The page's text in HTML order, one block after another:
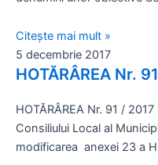
Citește mai mult »
5 decembrie 2017
HOTĂRÂREA Nr.
HOTĂRÂREA Nr. 91 /
Consiliului Local al
modificarea anexei 23 a